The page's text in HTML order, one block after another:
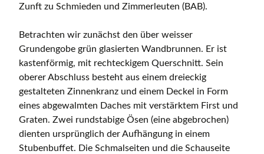
Zunft zu Schmieden und Zimmerleuten (BAB).
Betrachten wir zunächst den über weisser
Grundengobe grün glasierten Wandbrunnen. Er ist
kastenförmig, mit rechteckigem Querschnitt. Sein
oberer Abschluss besteht aus einem dreieckig
gestalteten Zinnenkranz und einem Deckel in Form
eines abgewalmten Daches mit verstärktem First und
Graten. Zwei rundstabige Ösen (eine abgebrochen)
dienten ursprünglich der Aufhängung in einem
Stubenbuffet. Die Schmalseiten und die Schauseite